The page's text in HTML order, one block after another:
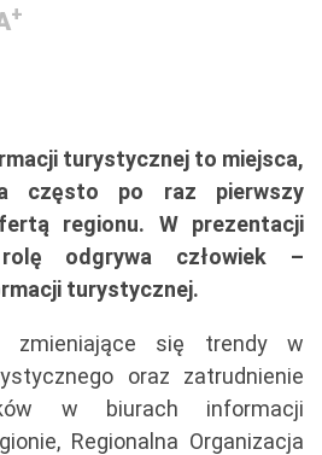
+
turystycznej to miejsca,
często po raz pierwszy
regionu. W prezentacji
odgrywa człowiek –
turystycznej.
zmieniające się trendy w
oraz zatrudnienie
w biurach informacji
Regionalna Organizacja